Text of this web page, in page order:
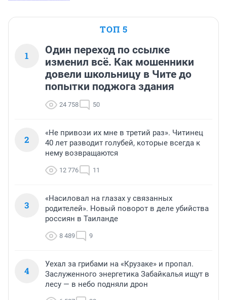
ТОП 5
1
Один переход по ссылке
изменил всё. Как мошенники
довели школьницу в Чите до
попытки поджога здания
24 758 50
2
«Не привози их мне в третий раз». Читинец
40 лет разводит голубей, которые всегда к
нему возвращаются
12 776 11
3
«Насиловал на глазах у связанных
родителей». Новый поворот в деле убийства
россиян в Таиланде
8 489 9
4
Уехал за грибами на «Крузаке» и пропал.
Заслуженного энергетика Забайкалья ищут в
лесу — в небо подняли дрон